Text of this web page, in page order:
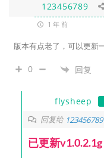
123456789
1 年 前
版本有点老了，可以更新
0 回复
flysheep
回复给 123456789
已更新v1.0.2.1g